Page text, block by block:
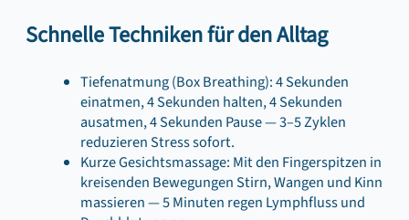
Schnelle Techniken für den Alltag
Tiefenatmung (Box Breathing): 4 Sekunden
einatmen, 4 Sekunden halten, 4 Sekunden
ausatmen, 4 Sekunden Pause — 3–5 Zyklen
reduzieren Stress sofort.
Kurze Gesichtsmassage: Mit den Fingerspitzen in
kreisenden Bewegungen Stirn, Wangen und Kinn
massieren — 5 Minuten regen Lymphfluss und